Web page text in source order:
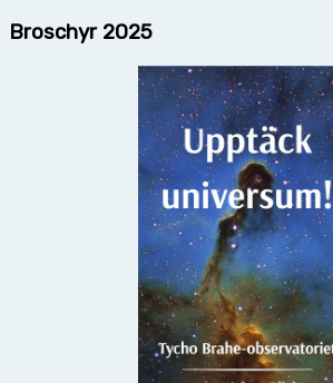
Broschyr 2025